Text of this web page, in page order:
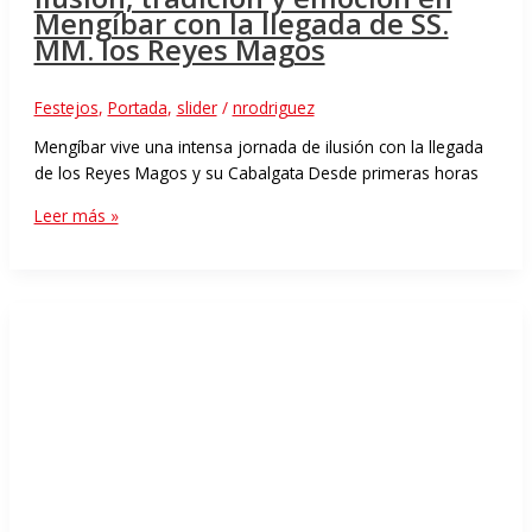
Mengíbar con la llegada de SS.
MM. los Reyes Magos
Festejos, Portada, slider/ nrodriguez
Mengíbar vive una intensa jornada de ilusión con la llegada
de los Reyes Magos y su Cabalgata Desde primeras horas
Leer más »